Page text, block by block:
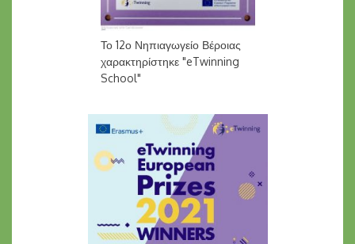
Το 12ο Νηπιαγωγείο Βέροιας
χαρακτηρίστηκε "eTwinning
School"